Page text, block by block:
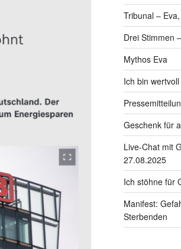
Tribunal –
Drei Stimmen
Mythos Eva
Ich bin
Geschenk für
Live-Chat mit
27.08.2025
Ich stöhne für
Manifest:
Sterbenden